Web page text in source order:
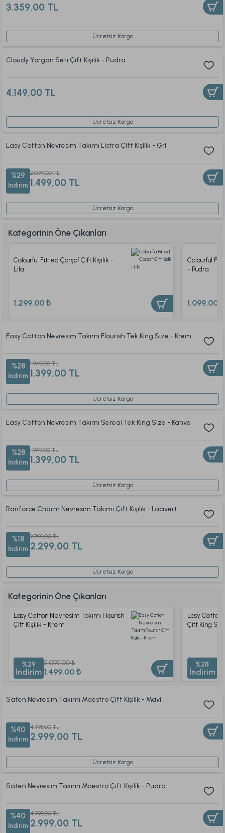
3.359,00 TL
Ücretsiz Kargo
Cloudy Yorgan Seti Çift Kişilik - Pudra
4.149,00 TL
Ücretsiz Kargo
Easy Cotton Nevresim Takımı Listra Çift Kişilik - Gri
%29
İndirim
2.099,00 TL
1.499,00 TL
Ücretsiz Kargo
Kategorinin Öne Çıkanları
Colourful Fitted Çarşaf Çift Kişilik -
Lila
1.299,00 ₺
Colourful
- Pudra
1.099,00 ₺
Easy Cotton Nevresim Takımı Flourish Tek King Size - Krem
%28
İndirim
1.949,00 TL
1.399,00 TL
Ücretsiz Kargo
Easy Cotton Nevresim Takımı Sereal Tek King Size - Kahve
%28
İndirim
1.949,00 TL
1.399,00 TL
Ücretsiz Kargo
Ranforce Charm Nevresim Takımı Çift Kişilik - Lacivert
%18
İndirim
2.799,00 TL
2.299,00 TL
Ücretsiz Kargo
Kategorinin Öne Çıkanları
Easy Cotton Nevresim Takımı Flourish
Çift Kişilik - Krem
%29
İndirim
2.099,00 ₺
1.499,00 ₺
Easy Cotton
Çift King
%28
İndirim
Saten Nevresim Takımı Maestro Çift Kişilik - Mavi
%40
İndirim
4.998,00 TL
2.999,00 TL
Ücretsiz Kargo
Saten Nevresim Takımı Maestro Çift Kişilik - Pudra
%40
İndirim
4.998,00 TL
2.999,00 TL